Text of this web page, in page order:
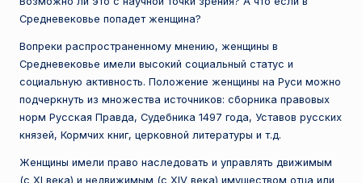
т
н
а
я
п
л
Средневековье попадет женщина?
Вопреки распространенному мнению, женщины в
Средневековье имели высокий социальный статус и
социальную активность. Положение женщины на Руси можно
подчеркнуть из множества источников: сборника правовых
норм Русская Правда, Судебника 1497 года, Уставов русских
князей, Кормчих книг, церковной литературы и т.д.
Женщины имели право наследовать и управлять движимым
(с XI века) и недвижимым (с XIV века) имуществом отца или